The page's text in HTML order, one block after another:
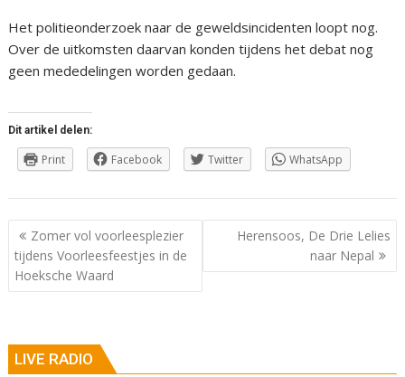
Het politieonderzoek naar de geweldsincidenten loopt nog.
Over de uitkomsten daarvan konden tijdens het debat nog
geen mededelingen worden gedaan.
Dit artikel delen:
Print Facebook Twitter WhatsApp
Berichtnavigatie
Zomer vol voorleesplezier
tijdens Voorleesfeestjes in de
Hoeksche Waard
Herensoos, De Drie Lelies
naar Nepal
LIVE RADIO